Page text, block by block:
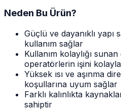
Neden Bu Ürün?
Güçlü ve dayanıklı
kullanım sağlar
Kullanım kolaylığı
operatörlerin işini
Yüksek ısı ve aşınma
koşullarına uyum sağlar
Farklı kalınlıkta
sahiptir